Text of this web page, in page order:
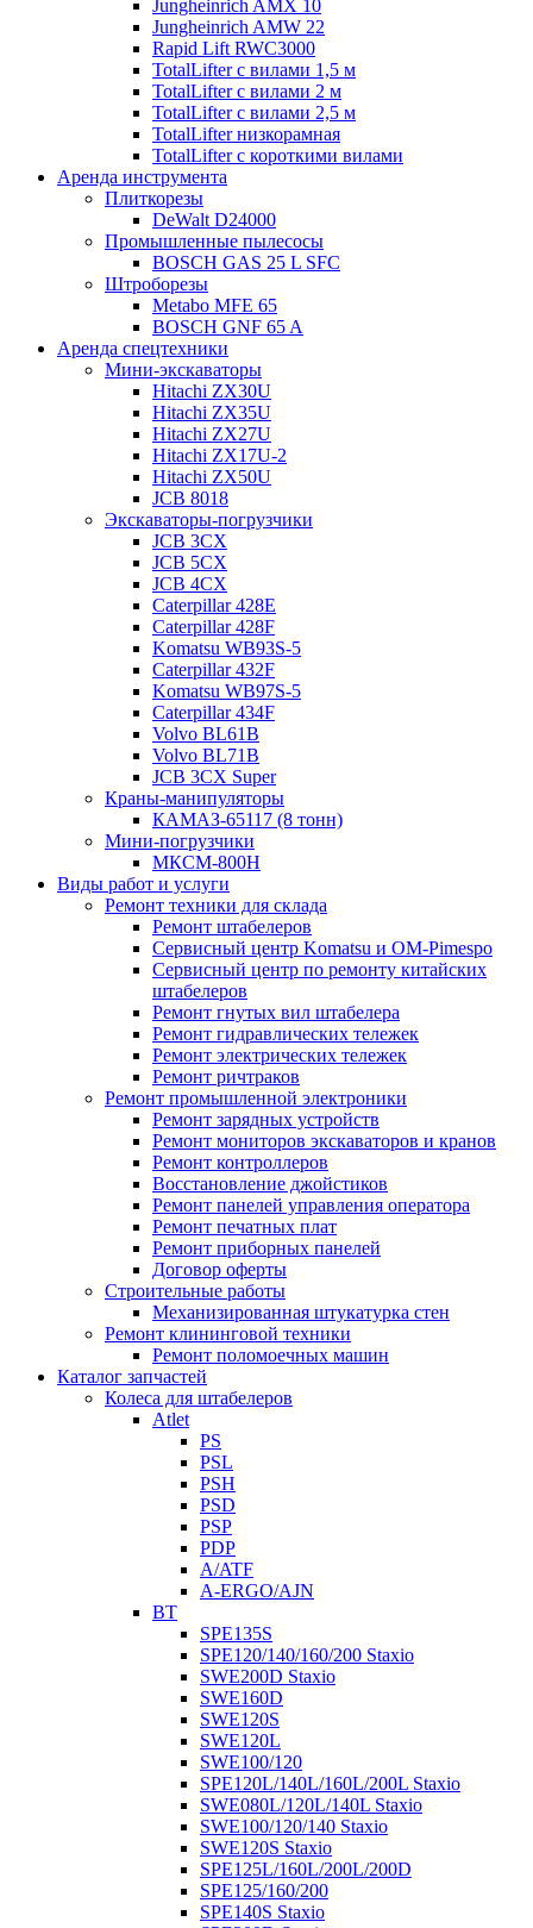
Jungheinrich AMX 10
Jungheinrich AMW 22
Rapid Lift RWC3000
TotalLifter с вилами 1,5 м
TotalLifter с вилами 2 м
TotalLifter с вилами 2,5 м
TotalLifter низкорамная
TotalLifter с короткими вилами
Аренда инструмента
Плиткорезы
DeWalt D24000
Промышленные пылесосы
BOSCH GAS 25 L SFC
Штроборезы
Metabo MFE 65
BOSCH GNF 65 A
Аренда спецтехники
Мини-экскаваторы
Hitachi ZX30U
Hitachi ZX35U
Hitachi ZX27U
Hitachi ZX17U-2
Hitachi ZX50U
JCB 8018
Экскаваторы-погрузчики
JCB 3CX
JCB 5CX
JCB 4CX
Caterpillar 428E
Caterpillar 428F
Komatsu WB93S-5
Caterpillar 432F
Komatsu WB97S-5
Caterpillar 434F
Volvo BL61B
Volvo BL71B
JCB 3CX Super
Краны-манипуляторы
КАМАЗ-65117 (8 тонн)
Мини-погрузчики
МКСМ-800H
Виды работ и услуги
Ремонт техники для склада
Ремонт штабелеров
Сервисный центр Komatsu и OM-Pimespo
Сервисный центр по ремонту китайских
штабелеров
Ремонт гнутых вил штабелера
Ремонт гидравлических тележек
Ремонт электрических тележек
Ремонт ричтраков
Ремонт промышленной электроники
Ремонт зарядных устройств
Ремонт мониторов экскаваторов и кранов
Ремонт контроллеров
Восстановление джойстиков
Ремонт панелей управления оператора
Ремонт печатных плат
Ремонт приборных панелей
Договор оферты
Строительные работы
Механизированная штукатурка стен
Ремонт клининговой техники
Ремонт поломоечных машин
Каталог запчастей
Колеса для штабелеров
Atlet
PS
PSL
PSH
PSD
PSP
PDP
A/ATF
A-ERGO/AJN
BT
SPE135S
SPE120/140/160/200 Staxio
SWE200D Staxio
SWE160D
SWE120S
SWE120L
SWE100/120
SPE120L/140L/160L/200L Staxio
SWE080L/120L/140L Staxio
SWE100/120/140 Staxio
SWE120S Staxio
SPE125L/160L/200L/200D
SPE125/160/200
SPE140S Staxio